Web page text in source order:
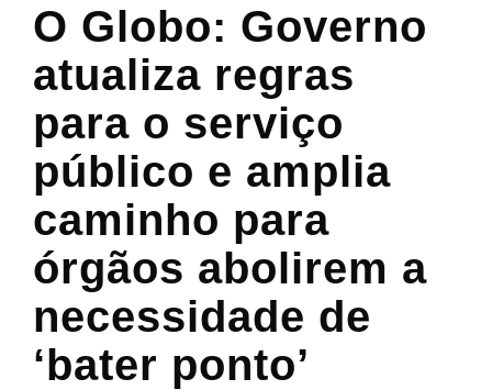
O Globo: Governo
atualiza regras
para o serviço
público e amplia
caminho para
órgãos abolirem a
necessidade de
‘bater ponto’